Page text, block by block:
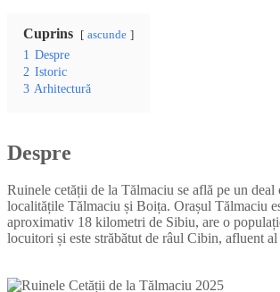
Cuprins ascunde
1 Despre
2 Istoric
3 Arhitectură
Despre
Ruinele cetății de la Tălmaciu se află pe un deal
localitățile Tălmaciu și Boița. Orașul Tălmaciu
aproximativ 18 kilometri de Sibiu, are o
locuitori și este străbătut de râul Cibin, afluent